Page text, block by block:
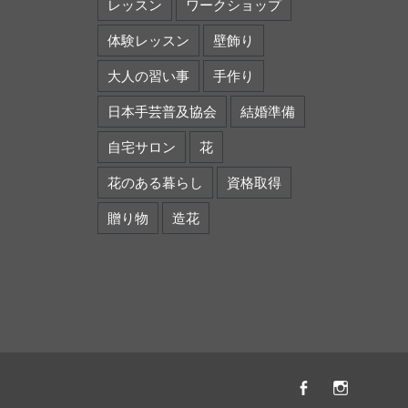
レッスン ワークショップ
体験レッスン 壁飾り
大人の習い事 手作り
日本手芸普及協会 結婚準備
自宅サロン 花
花のある暮らし 資格取得
贈り物 造花
Facebook